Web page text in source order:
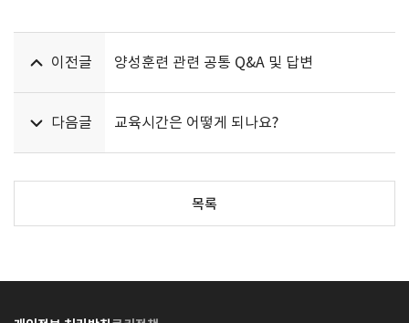
이전글 양성훈련 관련 공통 Q&A 및 답변
다음글 교육시간은 어떻게 되나요?
목록